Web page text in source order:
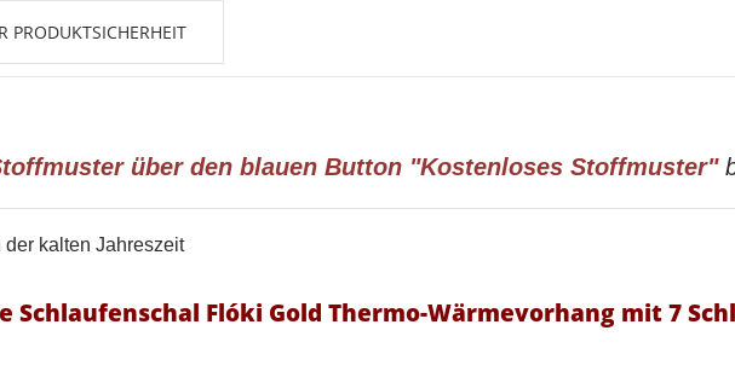
PRODUKTSICHERHEIT
über den blauen Button "Kostenloses Stoffmuster"
kalten Jahreszeit
Schlaufenschal Flóki Gold Thermo-Wärmevorhang mit 7